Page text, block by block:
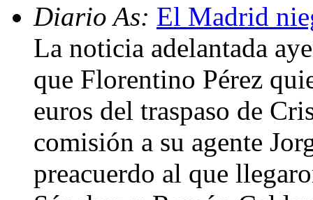
Diario As: El Madrid
La noticia adelantada
que Florentino Pérez
euros del traspaso de
comisión a su agente
preacuerdo al que